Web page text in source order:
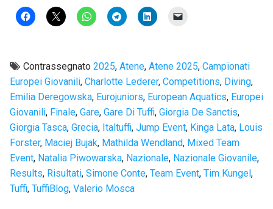
Contrassegnato 2025, Atene, Atene 2025, Campionati
Europei Giovanili, Charlotte Lederer, Competitions, Diving,
Emilia Deregowska, Eurojuniors, European Aquatics, Europei
Giovanili, Finale, Gare, Gare Di Tuffi, Giorgia De Sanctis,
Giorgia Tasca, Grecia, Italtuffi, Jump Event, Kinga Lata, Louis
Forster, Maciej Bujak, Mathilda Wendland, Mixed Team
Event, Natalia Piwowarska, Nazionale, Nazionale Giovanile,
Results, Risultati, Simone Conte, Team Event, Tim Kungel,
Tuffi, TuffiBlog, Valerio Mosca